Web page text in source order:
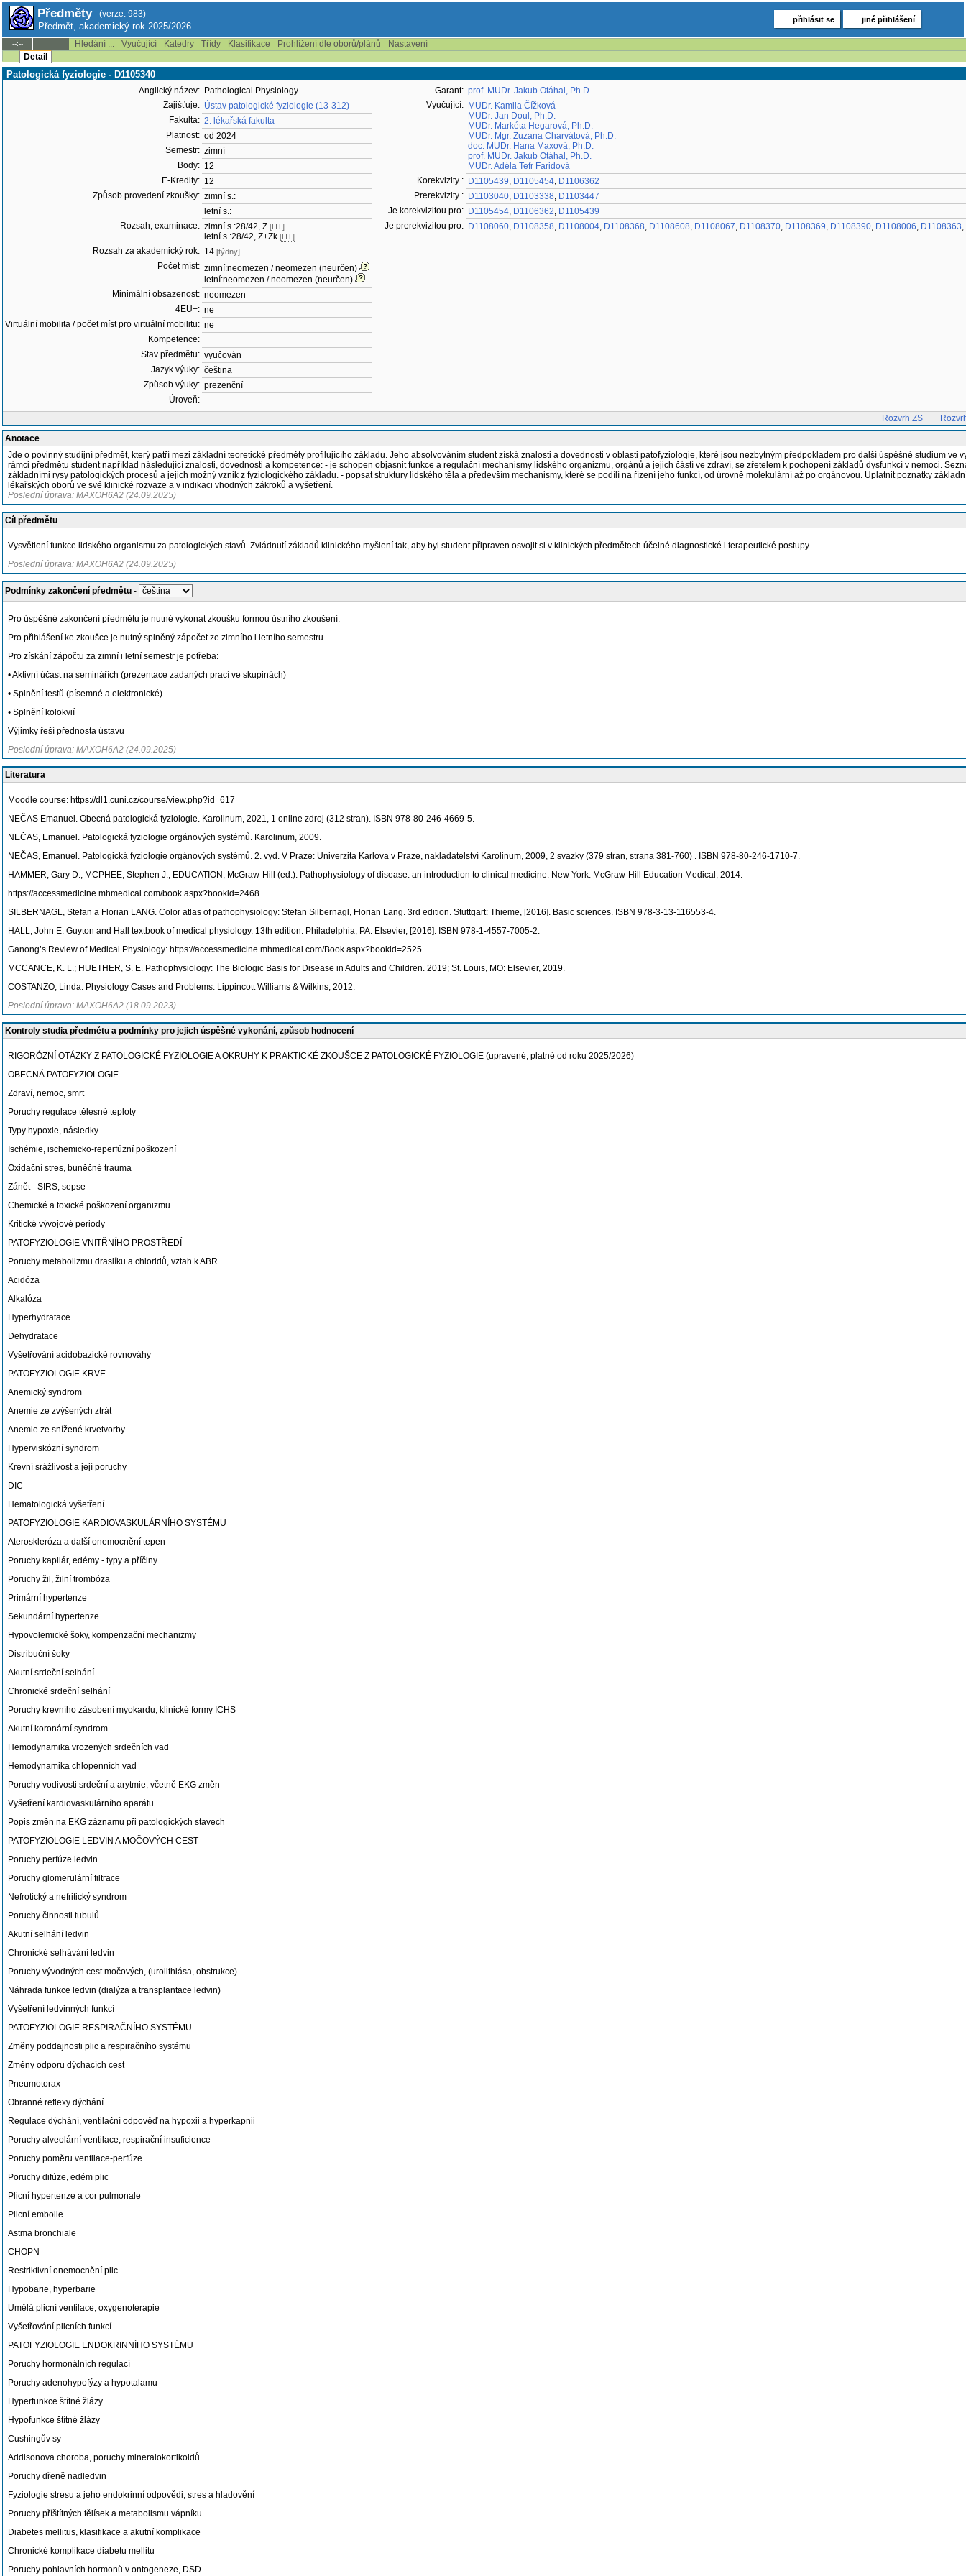
Předměty (verze: 983)
Předmět, akademický rok 2025/2026
přihlásit se jiné přihlášení
--:-- Hledání ... Vyučující Katedry Třídy Klasifikace Prohlížení dle oborů/plánů
Nastavení
Detail
Patologická fyziologie - D1105340
Anglický název: Pathological Physiology
Zajišťuje: Ústav patologické fyziologie (13-312)
Fakulta: 2. lékařská fakulta
Platnost: od 2024
Semestr: zimní
Body: 12
E-Kredity: 12
Způsob provedení zkoušky: zimní s.:
letní s.:
Rozsah, examinace: zimní s.:28/42, Z [HT]
letní s.:28/42, Z+Zk [HT]
Rozsah za akademický rok: 14 [týdny]
Počet míst: zimní:neomezen / neomezen (neurčen)
letní:neomezen / neomezen (neurčen)
Minimální obsazenost: neomezen
4EU+: ne
Virtuální mobilita / počet míst pro virtuální mobilitu: ne
Kompetence:
Stav předmětu: vyučován
Jazyk výuky: čeština
Způsob výuky: prezenční
Úroveň:
Garant: prof. MUDr. Jakub Otáhal, Ph.D.
Vyučující: MUDr. Kamila Čížková
MUDr. Jan Doul, Ph.D.
MUDr. Markéta Hegarová, Ph.D.
MUDr. Mgr. Zuzana Charvátová, Ph.D.
doc. MUDr. Hana Maxová, Ph.D.
prof. MUDr. Jakub Otáhal, Ph.D.
MUDr. Adéla Tefr Faridová
Korekvizity : D1105439, D1105454, D1106362
Prerekvizity : D1103040, D1103338, D1103447
Je korekvizitou pro: D1105454, D1106362, D1105439
Je prerekvizitou pro: D1108060, D1108358, D1108004, D1108368, D1108608, D1108067, D1108370, D1108369, D1108390, D1108006, D1108363,
Rozvrh ZS
Anotace
Jde o povinný studijní předmět, který patří mezi základní teoretické předměty profilujícího základu. Jeho absolvováním student získá znalosti a dovednosti v oblasti patofyziologie, které jsou nezbytným předpokladem pro další úspěšné studium ve
rámci předmětu student například následující znalosti, dovednosti a kompetence: - je schopen objasnit funkce a regulační mechanismy lidského organizmu, orgánů a jejich částí ve zdraví, se zřetelem k pochopení základů dysfunkcí v nemoci.
základními rysy patologických procesů a jejich možný vznik z fyziologického základu. - popsat struktury lidského těla a především mechanismy, které se podílí na řízení jeho funkcí, od úrovně molekulární až po orgánovou. Uplatnit poznatky
lékařských oborů ve své klinické rozvaze a v indikaci vhodných zákroků a vyšetření.
Poslední úprava: MAXOH6A2 (24.09.2025)
Cíl předmětu
Vysvětlení funkce lidského organismu za patologických stavů. Zvládnutí základů klinického myšlení tak, aby byl student připraven osvojit si v klinických předmětech účelné diagnostické i terapeutické postupy
Poslední úprava: MAXOH6A2 (24.09.2025)
Podmínky zakončení předmětu -
Pro úspěšné zakončení předmětu je nutné vykonat zkoušku formou ústního zkoušení.
Pro přihlášení ke zkoušce je nutný splněný zápočet ze zimního i letního semestru.
Pro získání zápočtu za zimní i letní semestr je potřeba:
• Aktivní účast na seminářích (prezentace zadaných prací ve skupinách)
• Splnění testů (písemné a elektronické)
• Splnění kolokvií
Výjimky řeší přednosta ústavu
Poslední úprava: MAXOH6A2 (24.09.2025)
Literatura
Moodle course: https://dl1.cuni.cz/course/view.php?id=617
NEČAS Emanuel. Obecná patologická fyziologie. Karolinum, 2021, 1 online zdroj (312 stran). ISBN 978-80-246-4669-5.
NEČAS, Emanuel. Patologická fyziologie orgánových systémů. Karolinum, 2009.
NEČAS, Emanuel. Patologická fyziologie orgánových systémů. 2. vyd. V Praze: Univerzita Karlova v Praze, nakladatelství Karolinum, 2009, 2 svazky (379 stran, strana 381-760) . ISBN 978-80-246-1710-7.
HAMMER, Gary D.; MCPHEE, Stephen J.; EDUCATION, McGraw-Hill (ed.). Pathophysiology of disease: an introduction to clinical medicine. New York: McGraw-Hill Education Medical, 2014.
https://accessmedicine.mhmedical.com/book.aspx?bookid=2468
SILBERNAGL, Stefan a Florian LANG. Color atlas of pathophysiology: Stefan Silbernagl, Florian Lang. 3rd edition. Stuttgart: Thieme, [2016]. Basic sciences. ISBN 978-3-13-116553-4.
HALL, John E. Guyton and Hall textbook of medical physiology. 13th edition. Philadelphia, PA: Elsevier, [2016]. ISBN 978-1-4557-7005-2.
Ganong’s Review of Medical Physiology: https://accessmedicine.mhmedical.com/Book.aspx?bookid=2525
MCCANCE, K. L.; HUETHER, S. E. Pathophysiology: The Biologic Basis for Disease in Adults and Children. 2019; St. Louis, MO: Elsevier, 2019.
COSTANZO, Linda. Physiology Cases and Problems. Lippincott Williams & Wilkins, 2012.
Poslední úprava: MAXOH6A2 (18.09.2023)
Kontroly studia předmětu a podmínky pro jejich úspěšné vykonání, způsob hodnocení
RIGORÓZNÍ OTÁZKY Z PATOLOGICKÉ FYZIOLOGIE A OKRUHY K PRAKTICKÉ ZKOUŠCE Z PATOLOGICKÉ FYZIOLOGIE (upravené, platné od roku 2025/2026)
OBECNÁ PATOFYZIOLOGIE
Zdraví, nemoc, smrt
Poruchy regulace tělesné teploty
Typy hypoxie, následky
Ischémie, ischemicko-reperfúzní poškození
Oxidační stres, buněčné trauma
Zánět - SIRS, sepse
Chemické a toxické poškození organizmu
Kritické vývojové periody
PATOFYZIOLOGIE VNITŘNÍHO PROSTŘEDÍ
Poruchy metabolizmu draslíku a chloridů, vztah k ABR
Acidóza
Alkalóza
Hyperhydratace
Dehydratace
Vyšetřování acidobazické rovnováhy
PATOFYZIOLOGIE KRVE
Anemický syndrom
Anemie ze zvýšených ztrát
Anemie ze snížené krvetvorby
Hyperviskózní syndrom
Krevní srážlivost a její poruchy
DIC
Hematologická vyšetření
PATOFYZIOLOGIE KARDIOVASKULÁRNÍHO SYSTÉMU
Ateroskleróza a další onemocnění tepen
Poruchy kapilár, edémy - typy a příčiny
Poruchy žil, žilní trombóza
Primární hypertenze
Sekundární hypertenze
Hypovolemické šoky, kompenzační mechanizmy
Distribuční šoky
Akutní srdeční selhání
Chronické srdeční selhání
Poruchy krevního zásobení myokardu, klinické formy ICHS
Akutní koronární syndrom
Hemodynamika vrozených srdečních vad
Hemodynamika chlopenních vad
Poruchy vodivosti srdeční a arytmie, včetně EKG změn
Vyšetření kardiovaskulárního aparátu
Popis změn na EKG záznamu při patologických stavech
PATOFYZIOLOGIE LEDVIN A MOČOVÝCH CEST
Poruchy perfúze ledvin
Poruchy glomerulární filtrace
Nefrotický a nefritický syndrom
Poruchy činnosti tubulů
Akutní selhání ledvin
Chronické selhávání ledvin
Poruchy vývodných cest močových, (urolithiása, obstrukce)
Náhrada funkce ledvin (dialýza a transplantace ledvin)
Vyšetření ledvinných funkcí
PATOFYZIOLOGIE RESPIRAČNÍHO SYSTÉMU
Změny poddajnosti plic a respiračního systému
Změny odporu dýchacích cest
Pneumotorax
Obranné reflexy dýchání
Regulace dýchání, ventilační odpověď na hypoxii a hyperkapnii
Poruchy alveolární ventilace, respirační insuficience
Poruchy poměru ventilace-perfúze
Poruchy difúze, edém plic
Plicní hypertenze a cor pulmonale
Plicní embolie
Astma bronchiale
CHOPN
Restriktivní onemocnění plic
Hypobarie, hyperbarie
Umělá plicní ventilace, oxygenoterapie
Vyšetřování plicních funkcí
PATOFYZIOLOGIE ENDOKRINNÍHO SYSTÉMU
Poruchy hormonálních regulací
Poruchy adenohypofýzy a hypotalamu
Hyperfunkce štítné žlázy
Hypofunkce štítné žlázy
Cushingův sy
Addisonova choroba, poruchy mineralokortikoidů
Poruchy dřeně nadledvin
Fyziologie stresu a jeho endokrinní odpovědi, stres a hladovění
Poruchy příštítných tělísek a metabolismu vápníku
Diabetes mellitus, klasifikace a akutní komplikace
Chronické komplikace diabetu mellitu
Poruchy pohlavních hormonů v ontogeneze, DSD